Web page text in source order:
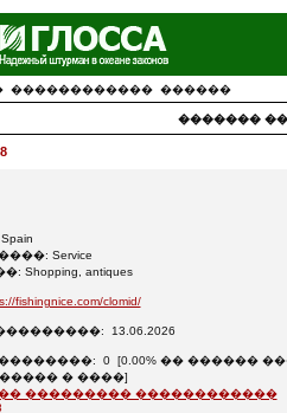
������������ ������
�������
Service
antiques
fishingnice.com/clomid/
13.06.2026
0 [0.00% �� ������
� ����]
��������� ������������